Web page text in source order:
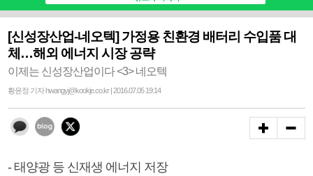
[신성장산업-네오텍] 가정용 친환경 배터리 수입품 대
체…해외 에너지 시장 공략
이제는 신성장산업이다 <3> 네오텍
황윤정 기자 hwangyj@kookje.co.kr | 2016.07.05 19:14
- 태양광 등 신재생 에너지 저장